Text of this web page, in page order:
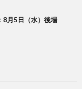
8月5日（水）後場